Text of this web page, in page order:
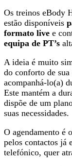
Os treinos eBody
estão disponíveis
formato live e
equipa de PT’s
A ideia é muito
do conforto de sua
acompanhá-lo(a)
Este mantém a
dispõe de um
suas necessidades.
O agendamento é
pelos contactos já
telefónico, quer